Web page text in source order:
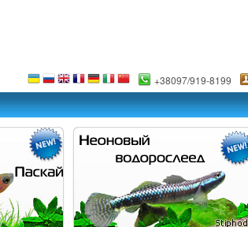
+38097/919-8199